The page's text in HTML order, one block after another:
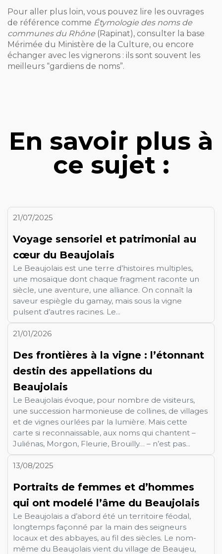
Pour aller plus loin, vous pouvez lire les ouvrages
de référence comme Étymologie des noms de
communes du Rhône (Rapinat), consulter la base
Mérimée du Ministère de la Culture, ou encore
échanger avec les vignerons : ils sont souvent les
meilleurs “gardiens de noms”.
En savoir plus à
ce sujet :
21/07/2025
Voyage sensoriel et patrimonial au
cœur du Beaujolais
Le Beaujolais est une terre d’histoires multiples,
une mosaïque dont chaque fragment raconte un
siècle, une aventure, une alliance. On connaît la
saveur espiègle du gamay, mais sous la vigne
pulsent d’autres racines. Le...
21/01/2026
Des frontières à la vigne : l’étonnant
destin des appellations du
Beaujolais
Le Beaujolais évoque, pour nombre de visiteurs,
une succession harmonieuse de collines, de villages
et de vignes ourlées par la lumière. Mais cette
carte si reconnaissable, aux noms qui chantent –
Juliénas, Morgon, Fleurie, Brouilly… – n’est pas...
13/08/2025
Portraits de femmes et d’hommes
qui ont modelé l’âme du Beaujolais
Le Beaujolais a d’abord été un territoire féodal,
longtemps façonné par la main des seigneurs
locaux et des abbayes, au fil des siècles. Le nom-
même du Beaujolais vient du village de Beaujeu,